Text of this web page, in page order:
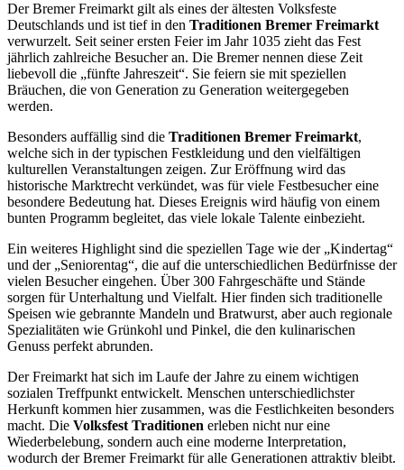
Der Bremer Freimarkt gilt als eines der ältesten Volksfeste
Deutschlands und ist tief in den Traditionen Bremer Freimarkt
verwurzelt. Seit seiner ersten Feier im Jahr 1035 zieht das Fest
jährlich zahlreiche Besucher an. Die Bremer nennen diese Zeit
liebevoll die „fünfte Jahreszeit“. Sie feiern sie mit speziellen
Bräuchen, die von Generation zu Generation weitergegeben
werden.
Besonders auffällig sind die Traditionen Bremer Freimarkt,
welche sich in der typischen Festkleidung und den vielfältigen
kulturellen Veranstaltungen zeigen. Zur Eröffnung wird das
historische Marktrecht verkündet, was für viele Festbesucher eine
besondere Bedeutung hat. Dieses Ereignis wird häufig von einem
bunten Programm begleitet, das viele lokale Talente einbezieht.
Ein weiteres Highlight sind die speziellen Tage wie der „Kindertag“
und der „Seniorentag“, die auf die unterschiedlichen Bedürfnisse der
vielen Besucher eingehen. Über 300 Fahrgeschäfte und Stände
sorgen für Unterhaltung und Vielfalt. Hier finden sich traditionelle
Speisen wie gebrannte Mandeln und Bratwurst, aber auch regionale
Spezialitäten wie Grünkohl und Pinkel, die den kulinarischen
Genuss perfekt abrunden.
Der Freimarkt hat sich im Laufe der Jahre zu einem wichtigen
sozialen Treffpunkt entwickelt. Menschen unterschiedlichster
Herkunft kommen hier zusammen, was die Festlichkeiten besonders
macht. Die Volksfest Traditionen erleben nicht nur eine
Wiederbelebung, sondern auch eine moderne Interpretation,
wodurch der Bremer Freimarkt für alle Generationen attraktiv bleibt.